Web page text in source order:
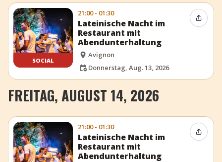
SOCIAL
21:00 - 01:30
Lateinische Nacht im
Restaurant mit
Abendunterhaltung
Avignon
Donnerstag, Aug. 13, 2026
Event
FREITAG, AUGUST 14, 2026
21:00 - 01:30
Lateinische Nacht im
Restaurant mit
Abendunterhaltung
Event